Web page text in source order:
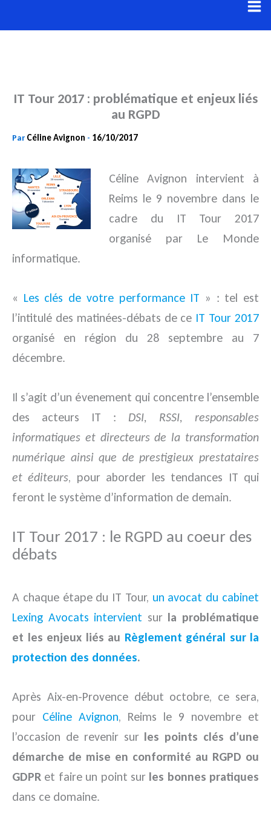
au
IT Tour 2017 : problématique et enjeux liés
au RGPD
Par Céline Avignon - 16/10/2017
Céline Avignon intervient à
Reims le 9 novembre dans le
cadre du IT Tour 2017
organisé par Le Monde
informatique.
« Les clés de votre performance IT » : tel est
l’intitulé des matinées-débats de ce IT Tour 2017
organisé en région du 28 septembre au 7
décembre.
Il s’agit d’un évenement qui concentre l’ensemble
des acteurs IT : DSI, RSSI, responsables
informatiques et directeurs de la transformation
numérique ainsi que de prestigieux prestataires
et éditeurs, pour aborder les tendances IT qui
feront le système d’information de demain.
IT Tour 2017 : le RGPD au coeur des
débats
A chaque étape du IT Tour, un avocat du cabinet
Lexing Avocats intervient sur la problématique
et les enjeux liés au Règlement général sur la
protection des données.
Après Aix-en-Provence début octobre, ce sera,
pour Céline Avignon, Reims le 9 novembre et
l’occasion de revenir surles points clés d’une
démarche de mise en conformité au RGPD ou
GDPR et faire un point sur les bonnes pratiques
dans ce domaine.